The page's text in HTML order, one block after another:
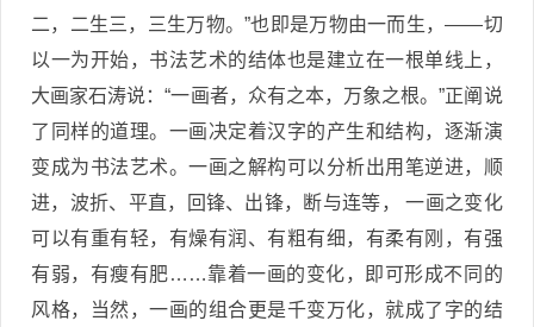
二，二生三，三生万物。”也即是万物由一而生，——切
以一为开始，书法艺术的结体也是建立在一根单线上，
大画家石涛说：“一画者，众有之本，万象之根。”正阐说
了同样的道理。一画决定着汉字的产生和结构，逐渐演
变成为书法艺术。一画之解构可以分析出用笔逆进，顺
进，波折、平直，回锋、出锋，断与连等， 一画之变化
可以有重有轻，有燥有润、有粗有细，有柔有刚，有强
有弱，有瘦有肥……靠着一画的变化，即可形成不同的
风格，当然，一画的组合更是千变万化，就成了字的结